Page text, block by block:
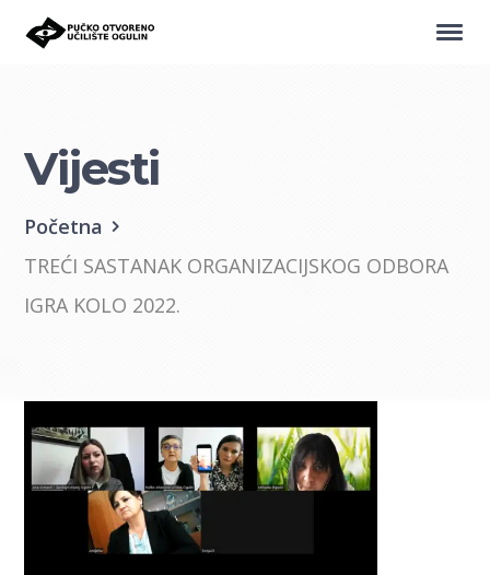
Vijesti
Početna
TREĆI SASTANAK ORGANIZACIJSKOG ODBORA
IGRA KOLO 2022.